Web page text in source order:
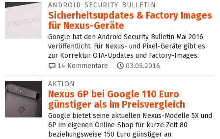
ANDROID SECURITY BULLETIN
Sicherheitsupdates & Factory Images
für Nexus-Geräte
Google hat den Android Security Bulletin Mai 2016
veröffentlicht. Für Nexus- und Pixel-Geräte gibt es
zur Korrektur OTA-Updates und Factory-Images.
14 Kommentare 03.05.2016
AKTION
Nexus 6P bei Google 110 Euro
günstiger als im Preisvergleich
Google bietet seine aktuellen Nexus-Modelle 5X und
6P im eigenen Online-Shop für kurze Zeit 80
beziehungsweise 150 Euro günstiger an.